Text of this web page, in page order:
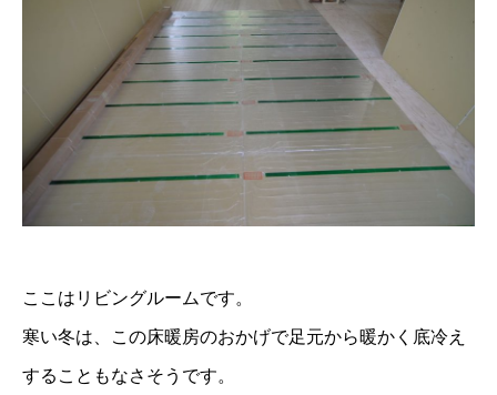
ここはリビングルームです。
寒い冬は、この床暖房のおかげで足元から暖かく底冷え
することもなさそうです。